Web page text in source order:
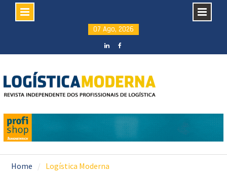
content
07 Ago, 2026
Home Logística Moderna